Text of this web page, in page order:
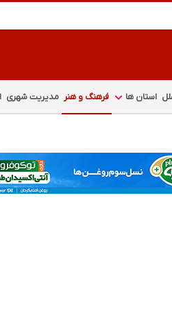
استان ها فرهنگ و هنر مدیریت شهری